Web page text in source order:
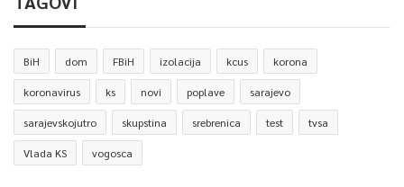
BiH dom FBiH izolacija kcus korona
koronavirus ks novi poplave sarajevo
sarajevskojutro skupstina srebrenica test tvsa
Vlada KS vogosca